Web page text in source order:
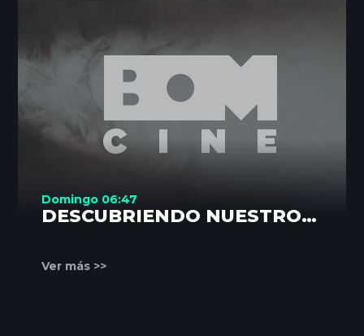
Domingo 06:47
DESCUBRIENDO NUESTROS
Ver más >>